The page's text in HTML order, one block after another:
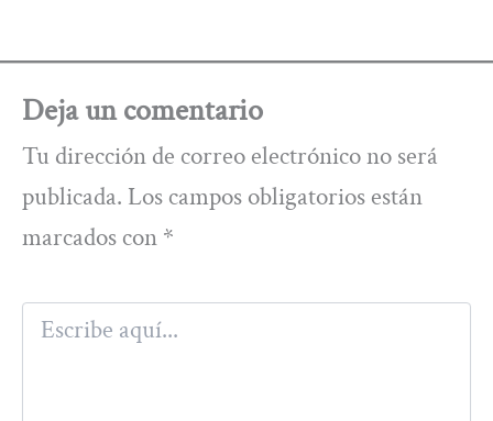
Deja un comentario
Tu dirección de correo electrónico no será
publicada. Los campos obligatorios están
marcados con *
Escribe
aquí...